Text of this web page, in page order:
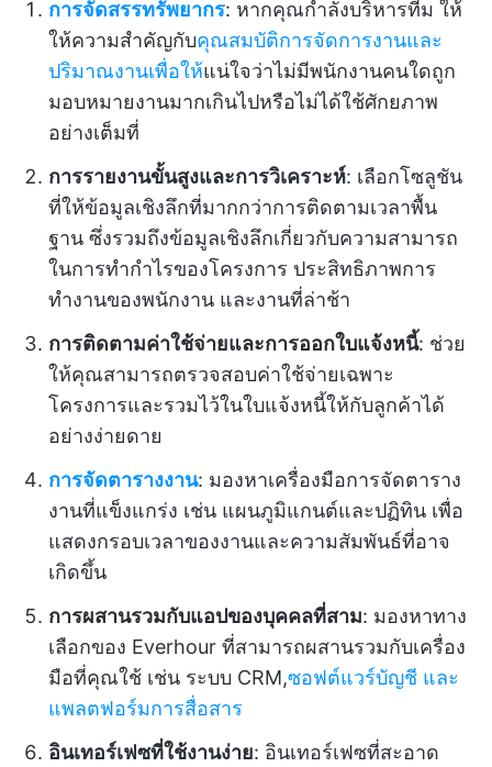
การจัดสรรทรัพยากร: หากคุณกำลังบริหารทีม ให้
ให้ความสำคัญกับคุณสมบัติการจัดการงานและ
ปริมาณงานเพื่อให้แน่ใจว่าไม่มีพนักงานคนใดถูก
มอบหมายงานมากเกินไปหรือไม่ได้ใช้ศักยภาพ
อย่างเต็มที่
การรายงานขั้นสูงและการวิเคราะห์: เลือกโซลูชัน
ที่ให้ข้อมูลเชิงลึกที่มากกว่าการติดตามเวลาพื้น
ฐาน ซึ่งรวมถึงข้อมูลเชิงลึกเกี่ยวกับความสามารถ
ในการทำกำไรของโครงการ ประสิทธิภาพการ
ทำงานของพนักงาน และงานที่ล่าช้า
การติดตามค่าใช้จ่ายและการออกใบแจ้งหนี้: ช่วย
ให้คุณสามารถตรวจสอบค่าใช้จ่ายเฉพาะ
โครงการและรวมไว้ในใบแจ้งหนี้ให้กับลูกค้าได้
อย่างง่ายดาย
การจัดตารางงาน: มองหาเครื่องมือการจัดตาราง
งานที่แข็งแกร่ง เช่น แผนภูมิแกนต์และปฏิทิน เพื่อ
แสดงกรอบเวลาของงานและความสัมพันธ์ที่อาจ
เกิดขึ้น
การผสานรวมกับแอปของบุคคลที่สาม: มองหาทาง
เลือกของ Everhour ที่สามารถผสานรวมกับเครื่อง
มือที่คุณใช้ เช่น ระบบ CRM,ซอฟต์แวร์บัญชี และ
แพลตฟอร์มการสื่อสาร
อินเทอร์เฟซที่ใช้งานง่าย: อินเทอร์เฟซที่สะอาด